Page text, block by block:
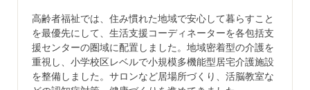
高齢者福祉では、住み慣れた地域で安心して暮らすこと
を最優先にして、生活支援コーディネーターを各包括支
援センターの圏域に配置しました。地域密着型の介護を
重視し、小学校区レベルで小規模多機能型居宅介護施設
を整備しました。サロンなど居場所づくり、活脳教室な